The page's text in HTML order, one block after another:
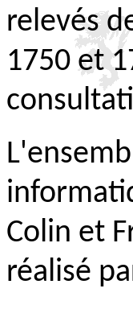
relevés
1750 et
Colin et
réalisé